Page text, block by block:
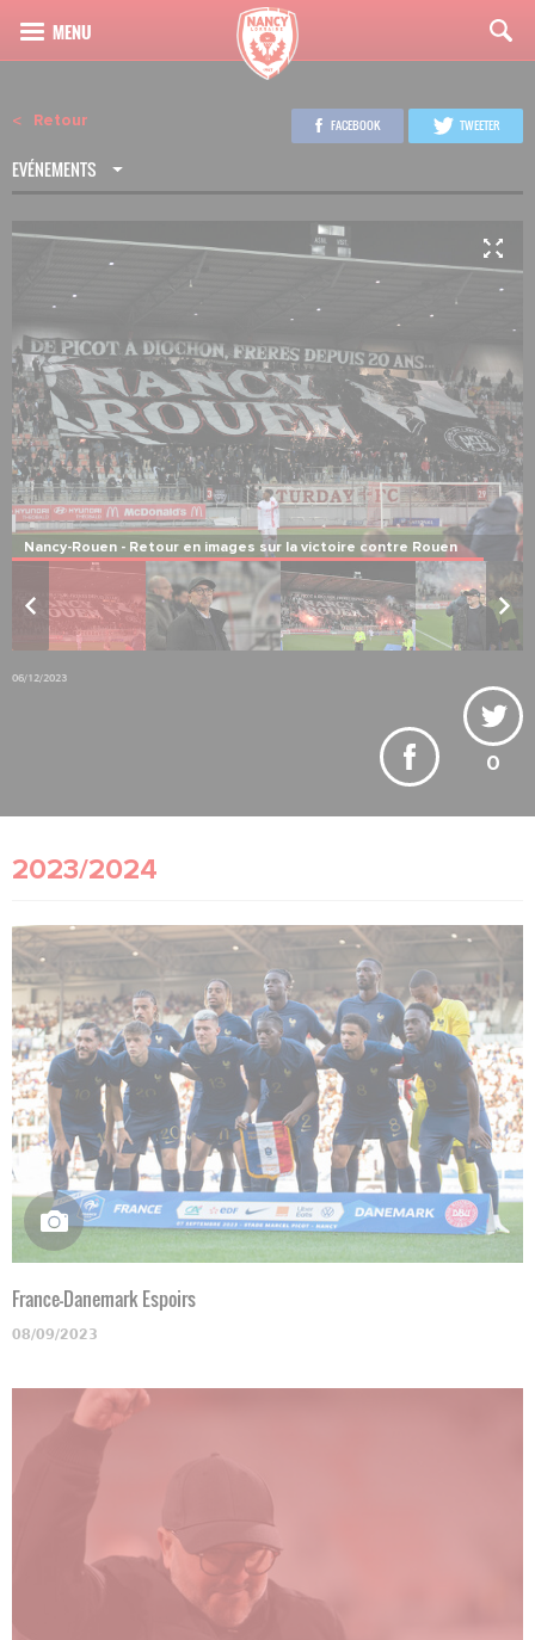
Retour
EVÉNEMENTS
FACEBOOK TWEETER
Nancy-Rouen - Retour en images sur la victoire contre Rouen
4 55
06/12/2023
0
2023/2024
France-Danemark Espoirs
08/09/2023